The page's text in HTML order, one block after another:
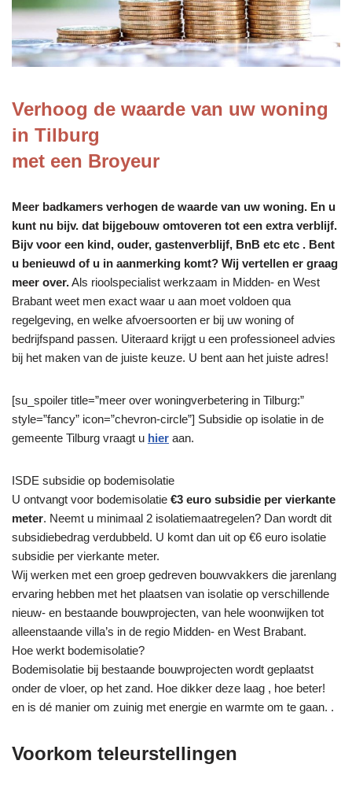
Verhoog de waarde van uw woning
in Tilburg
met een Broyeur
Meer badkamers verhogen de waarde van uw woning. En u
kunt nu bijv. dat bijgebouw omtoveren tot een extra verblijf.
Bijv voor een kind, ouder, gastenverblijf, BnB etc etc . Bent
u benieuwd of u in aanmerking komt? Wij vertellen er graag
meer over.Als rioolspecialist werkzaam in Midden- en West
Brabant weet men exact waar u aan moet voldoen qua
regelgeving, en welke afvoersoorten er bij uw woning of
bedrijfspand passen. Uiteraard krijgt u een professioneel advies
bij het maken van de juiste keuze. U bent aan het juiste adres!
[su_spoiler title=”meer over woningverbetering in Tilburg:”
style=”fancy” icon=”chevron-circle”] Subsidie op isolatie in de
gemeente Tilburg vraagt u hier aan.
ISDE subsidie op bodemisolatie
U ontvangt voor bodemisolatie €3 euro subsidie per vierkante
meter. Neemt u minimaal 2 isolatiemaatregelen? Dan wordt dit
subsidiebedrag verdubbeld. U komt dan uit op €6 euro isolatie
subsidie per vierkante meter.
Wij werken met een groep gedreven bouwvakkers die jarenlang
ervaring hebben met het plaatsen van isolatie op verschillende
nieuw- en bestaande bouwprojecten, van hele woonwijken tot
alleenstaande villa’s in de regio Midden- en West Brabant.
Hoe werkt bodemisolatie?
Bodemisolatie bij bestaande bouwprojecten wordt geplaatst
onder de vloer, op het zand. Hoe dikker deze laag , hoe beter!
en is dé manier om zuinig met energie en warmte om te gaan. .
Voorkom teleurstellingen